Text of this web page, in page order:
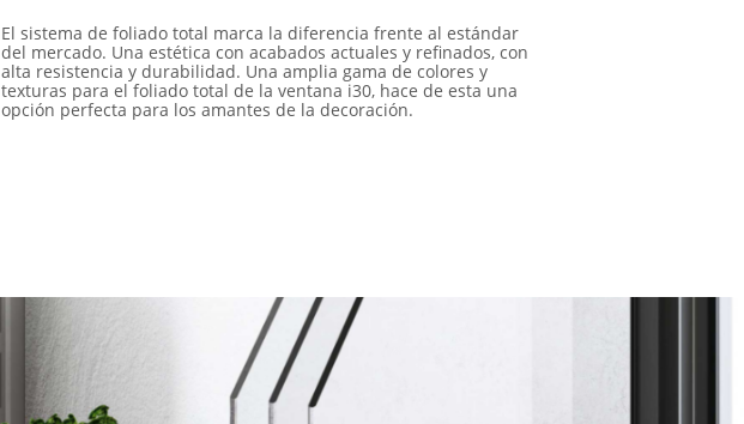
El sistema de foliado total marca la diferencia frente al estándar
del mercado. Una estética con acabados actuales y refinados, con
alta resistencia y durabilidad. Una amplia gama de colores y
texturas para el foliado total de la ventana i30, hace de esta una
opción perfecta para los amantes de la decoración.